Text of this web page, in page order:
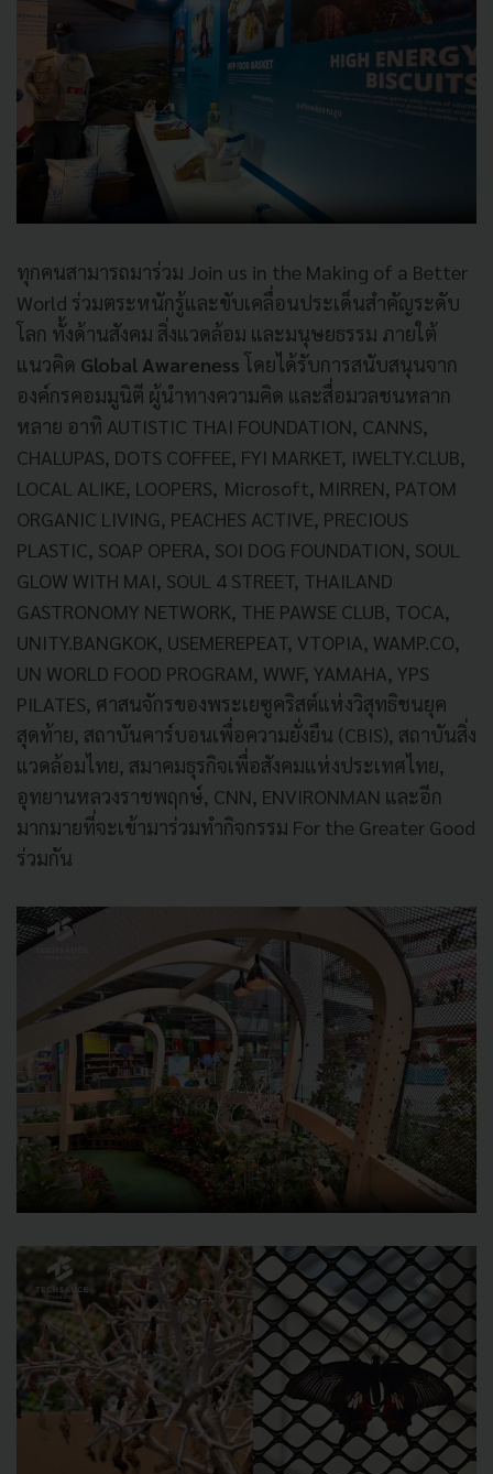
ทุกคนสามารถมาร่วม Join us in the Making of a Better
World ร่วมตระหนักรู้และขับเคลื่อนประเด็นสำคัญระดับ
โลก ทั้งด้านสังคม สิ่งแวดล้อม และมนุษยธรรม ภายใต้
แนวคิด Global Awareness โดยได้รับการสนับสนุนจาก
องค์กรคอมมูนิตี ผู้นำทางความคิด และสื่อมวลชนหลาก
หลาย อาทิ AUTISTIC THAI FOUNDATION, CANNS,
CHALUPAS, DOTS COFFEE, FYI MARKET, IWELTY.CLUB,
LOCAL ALIKE, LOOPERS, Microsoft, MIRREN, PATOM
ORGANIC LIVING, PEACHES ACTIVE, PRECIOUS
PLASTIC, SOAP OPERA, SOI DOG FOUNDATION, SOUL
GLOW WITH MAI, SOUL 4 STREET, THAILAND
GASTRONOMY NETWORK, THE PAWSE CLUB, TOCA,
UNITY.BANGKOK, USEMEREPEAT, VTOPIA, WAMP.CO,
UN WORLD FOOD PROGRAM, WWF, YAMAHA, YPS
PILATES, ศาสนจักรของพระเยซูคริสต์แห่งวิสุทธิชนยุค
สุดท้าย, สถาบันคาร์บอนเพื่อความยั่งยืน (CBIS), สถาบันสิ่ง
แวดล้อมไทย, สมาคมธุรกิจเพื่อสังคมแห่งประเทศไทย,
อุทยานหลวงราชพฤกษ์, CNN, ENVIRONMAN และอีก
มากมายที่จะเข้ามาร่วมทำกิจกรรม For the Greater Good
ร่วมกัน